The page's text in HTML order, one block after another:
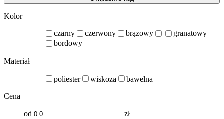
Kolor
czarny
czerwony brązowy
granatowy
bordowy
Materiał
poliester wiskoza
bawełna
Cena
od
zł